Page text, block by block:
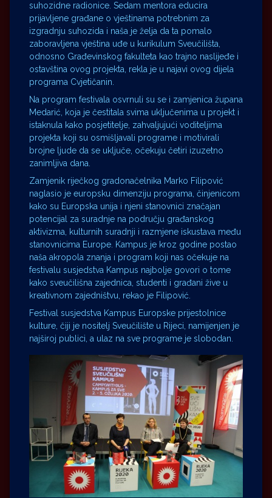
suhozidne radionice. Sedam mentora educira
prijavljene građane o vještinama potrebnim za
izgradnju suhozida i naša je želja da ta pomalo
zaboravljena vještina uđe u kurikulum Sveučilišta,
odnosno Građevinskog fakulteta kao trajno naslijeđe i
ostavština ovog projekta, rekla je u najavi ovog dijela
programa Cvjetičanin.
Na program festivala osvrnuli su se i zamjenica župana
Medarić, koja je čestitala svima uključenima u projekt i
istaknula kako posjetitelje, zahvaljujući voditeljima
projekta koji su osmišljavali programe i motivirali
brojne ljude da se uključe, očekuju četiri izuzetno
zanimljiva dana.
Zamjenik riječkog gradonačelnika Marko Filipović
naglasio je europsku dimenziju programa, činjenicom
kako su Europska unija i njeni stanovnici značajan
potencijal za suradnje na području građanskog
aktivizma, kulturnih suradnji i razmjene iskustava među
stanovnicima Europe. Kampus je kroz godine postao
naša akropola znanja i program koji nas očekuje na
festivalu susjedstva Kampus najbolje govori o tome
kako sveučilišna zajednica, studenti i građani žive u
kreativnom zajedništvu, rekao je Filipović.
Festival susjedstva Kampus Europske prijestolnice
kulture, čiji je nositelj Sveučilište u Rijeci, namijenjen je
najširoj publici, a ulaz na sve programe je slobodan.